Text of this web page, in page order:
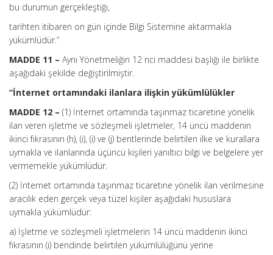
bu durumun gerçekleştiği,
tarihten itibaren on gün içinde Bilgi Sistemine aktarmakla
yükümlüdür.”
MADDE 11 – Aynı Yönetmeliğin 12 nci maddesi başlığı ile birlikte
aşağıdaki şekilde değiştirilmiştir.
“İnternet ortamındaki ilanlara ilişkin yükümlülükler
MADDE 12 – (1) İnternet ortamında taşınmaz ticaretine yönelik
ilan veren işletme ve sözleşmeli işletmeler, 14 üncü maddenin
ikinci fıkrasının (h), (ı), (i) ve (j) bentlerinde belirtilen ilke ve kurallara
uymakla ve ilanlarında üçüncü kişileri yanıltıcı bilgi ve belgelere yer
vermemekle yükümlüdür.
(2) İnternet ortamında taşınmaz ticaretine yönelik ilan verilmesine
aracılık eden gerçek veya tüzel kişiler aşağıdaki hususlara
uymakla yükümlüdür:
a) İşletme ve sözleşmeli işletmelerin 14 üncü maddenin ikinci
fıkrasının (i) bendinde belirtilen yükümlülüğünü yerine